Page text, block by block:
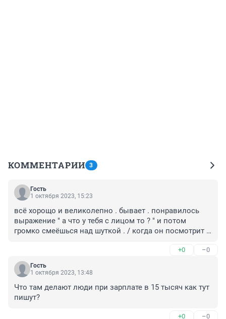
КОММЕНТАРИИ 3
Гость
1 октября 2023, 15:23
всё хорощо и великолепно . бывает . понравилось
выражение " а что у тебя с лицом то ? " и потом
громко смеёшься над шуткой . / когда он посмотрит
+0 –0
Гость
1 октября 2023, 13:48
Что там делают люди при зарплате в 15 тысяч как тут
пишут?
+0 –0